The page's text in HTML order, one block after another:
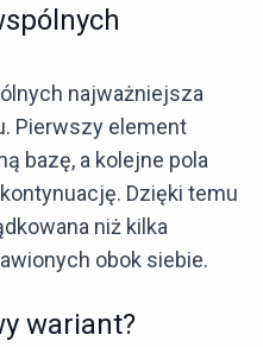
najważniejsza
Pierwszy element
bazę, a kolejne pola
Dzięki temu
niż kilka
obok siebie.
wariant?